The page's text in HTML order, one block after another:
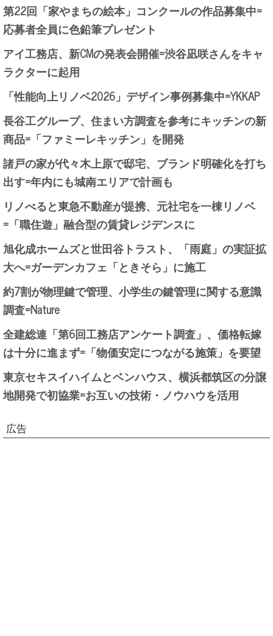
第22回「家やまちの絵本」コンクールの作品募集中=
応募者全員に色鉛筆プレゼント
アイ工務店、新CMの発表会開催=渋谷凪咲さんをキャ
ラクターに起用
「性能向上リノベ2026」デザイン事例募集中=YKKAP
長谷工グループ、住まい方調査を参考にキッチンの新
商品=「ファミーレキッチン」を開発
諸戸の家が代々木上原で邸宅、ブランド明確化を打ち
出す=年内にも城南エリアで計画も
リノべると東急不動産が提携、元社宅を一棟リノベ
=「職住遊」融合型の賃貸レジデンスに
旭化成ホームズと世田谷トラスト、「雨庭」の実証拡
大へ=ガーデンカフェ「ときそら」に施工
約7割が物理鍵で管理、小学生の鍵管理に関する意識
調査=Nature
全建総連「第6回工務店アンケート調査」、価格転嫁
は十分に進まず=「物価安定につながる施策」を要望
東京セキスイハイムとベンハウス、横浜都筑区の分譲
地開発で初協業=お互いの技術・ノウハウを活用
広告